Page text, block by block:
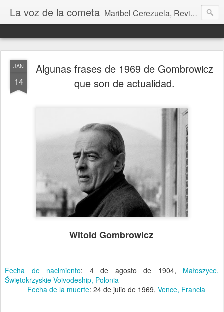
La voz de la cometa Maribel Cerezuela, Revista cultural, Diario voz, La magia de las artes. Tu voz en Internet, Cultura, Literatura, Revista, Fotografías, Audio, Entrevistas, Arte, Ajedrez, Lecturas
JAN
14
Algunas frases de 1969 de Gombrowicz
que son de actualidad.
Witold Gombrowicz
Fecha de nacimiento: 4 de agosto de 1904, Małoszyce,
Świętokrzyskie Voivodeship, Polonia
Fecha de la muerte:24 de julio de 1969,Vence, Francia